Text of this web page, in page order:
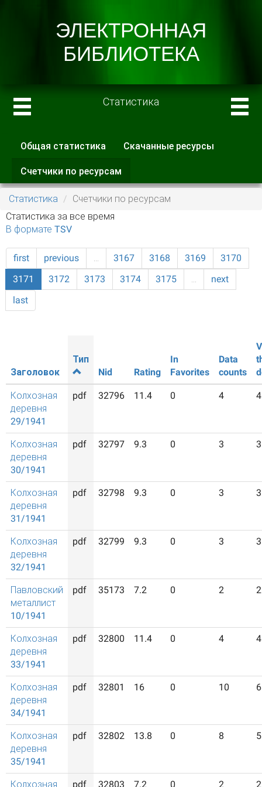
Статистика
Главные вкладки
Общая статистика Скачанные ресурсы
Счетчики по ресурсам
вкладка)
Статистика
Счетчики по ресурсам
Статистика за все время
В формате TSV
first previous … 3167 3168 3169
3170
3171
3172 3173 3174 3175 …
next
last
Заголовок
Тип
Nid
Rating
In
Favorites
Data
counts
Колхозная
деревня
29/1941
pdf 32796 11.4 0 4 4
Колхозная
деревня
30/1941
pdf 32797 9.3 0 3 3
Колхозная
деревня
31/1941
pdf 32798 9.3 0 3 3
Колхозная
деревня
32/1941
pdf 32799 9.3 0 3 3
Павловский
металлист
10/1941
pdf 35173 7.2 0 2 2
Колхозная
деревня
33/1941
pdf 32800 11.4 0 4 4
Колхозная
деревня
34/1941
pdf 32801 16 0 10 6
Колхозная
деревня
35/1941
pdf 32802 13.8 0 8 5
Колхозная pdf 32803 7.2 0 2 2